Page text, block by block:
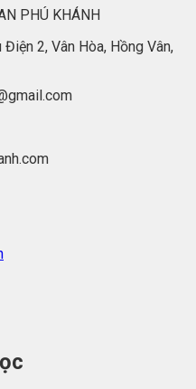
PHÚ KHÁNH
2, Vân Hòa, Hồng Vân,